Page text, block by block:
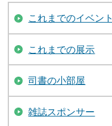
これまでのイベント
これまでの展示
司書の小部屋
雑誌スポンサー